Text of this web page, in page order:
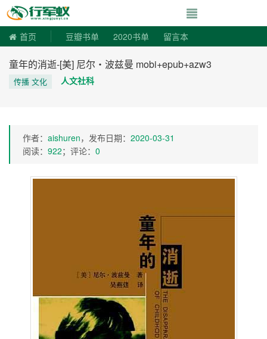
寻书令|走向自
首页 豆瓣书单 2020书单 留言本
童年的消逝-[美] 尼尔・波兹曼 mobi+epub+azw3
传播 文化 人文社科
作者： aishuren，发布日期： 2020-03-31
阅读： 922；评论： 0